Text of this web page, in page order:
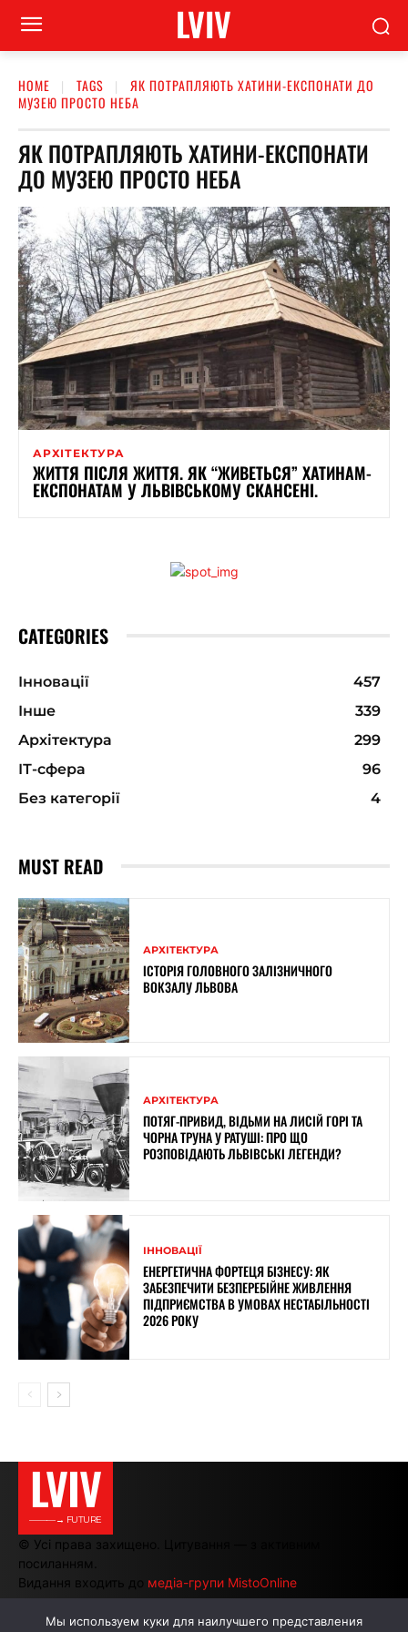
LVIV
HOME TAGS
ЯК ПОТРАПЛЯЮТЬ ХАТИНИ-ЕКСПОНАТИ ДО
МУЗЕЮ ПРОСТО НЕБА
ЯК ПОТРАПЛЯЮТЬ ХАТИНИ-ЕКСПОНАТИ
ДО МУЗЕЮ ПРОСТО НЕБА
АРХІТЕКТУРА
ЖИТТЯ ПІСЛЯ ЖИТТЯ. ЯК “ЖИВЕТЬСЯ” ХАТИНАМ-
ЕКСПОНАТАМ У ЛЬВІВСЬКОМУ СКАНСЕНІ.
CATEGORIES
Інновації
457
Інше
339
Архітектура
299
ІТ-сфера
96
Без категорії
4
MUST READ
АРХІТЕКТУРА
ІСТОРІЯ ГОЛОВНОГО ЗАЛІЗНИЧНОГО
ВОКЗАЛУ ЛЬВОВА
АРХІТЕКТУРА
ПОТЯГ-ПРИВИД, ВІДЬМИ НА ЛИСІЙ ГОРІ ТА
ЧОРНА ТРУНА У РАТУШІ: ПРО ЩО
РОЗПОВІДАЮТЬ ЛЬВІВСЬКІ ЛЕГЕНДИ?
ІННОВАЦІЇ
ЕНЕРГЕТИЧНА ФОРТЕЦЯ БІЗНЕСУ: ЯК
ЗАБЕЗПЕЧИТИ БЕЗПЕРЕБІЙНЕ ЖИВЛЕННЯ
ПІДПРИЄМСТВА В УМОВАХ НЕСТАБІЛЬНОСТІ
2026 РОКУ
LVIV
———→ FUTURE
© Усі права захищено. Цитування — з активним
посиланням.
Видання входить до медіа-групи MistoOnline
Мы используем куки для наилучшего представления